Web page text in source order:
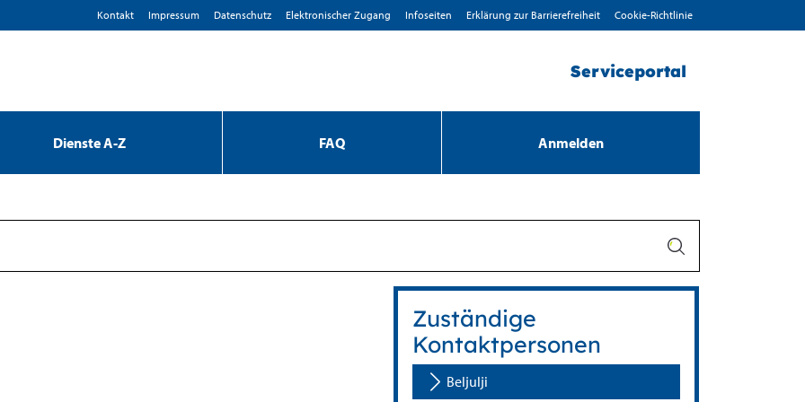
Kontakt Impressum D­atenschutz Elektronischer Zugang Infoseiten Erklärung zur Barrierefreiheit Cookie-Richtlinie
Serviceportal
Dienste A-Z FAQ Anmelden
Zuständige
Kontaktpersonen
Beljulji